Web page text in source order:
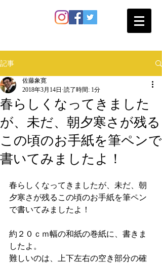
記事
春らしくなってきました
が、未だ、朝夕寒さが残る
この頃のお手紙を筆ペンで
書いてみましたよ！
佐藤象寛
2018年3月14日 読了時間: 1分
春らしくなってきましたが、未だ、朝
夕寒さが残るこの頃のお手紙を筆ペン
で書いてみましたよ！
約２０ｃｍ幅の和紙の巻紙に、書きま
したよ。
難しいのは、上下左右の空き部分の確